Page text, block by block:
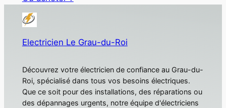
Electricien Le Grau-du-Roi
Découvrez votre électricien de confiance au Grau-du-
Roi, spécialisé dans tous vos besoins électriques.
Que ce soit pour des installations, des réparations ou
des dépannages urgents, notre équipe d'électriciens